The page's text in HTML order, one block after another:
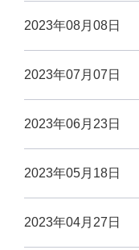
2023年08月08日
2023年07月07日
2023年06月23日
2023年05月18日
2023年04月27日